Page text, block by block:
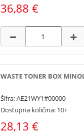
36,88 €
WASTE TONER BOX
Šifra: AE21WY1#00000
Dostupna količina: 10+
28,13 €